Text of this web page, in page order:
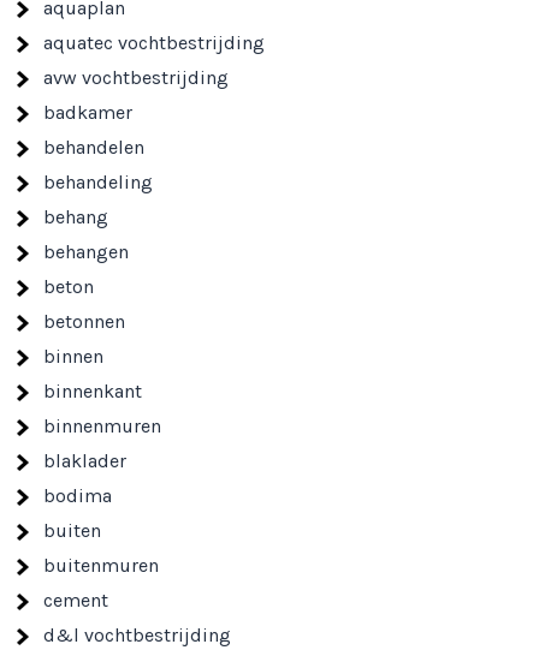
aquaplan
aquatec vochtbestrijding
avw vochtbestrijding
badkamer
behandelen
behandeling
behang
behangen
beton
betonnen
binnen
binnenkant
binnenmuren
blaklader
bodima
buiten
buitenmuren
cement
d&l vochtbestrijding